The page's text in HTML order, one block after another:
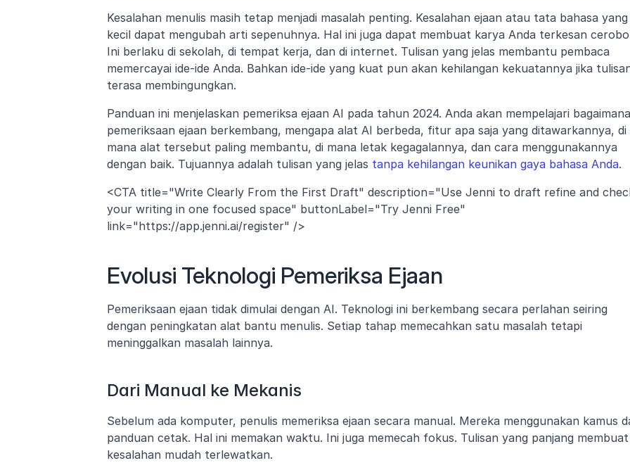
Kesalahan menulis masih tetap menjadi masalah penting. Kesalahan ejaan atau tata bahasa yang
kecil dapat mengubah arti sepenuhnya. Hal ini juga dapat membuat karya Anda terkesan
Ini berlaku di sekolah, di tempat kerja, dan di internet. Tulisan yang jelas membantu pembaca
memercayai ide-ide Anda. Bahkan ide-ide yang kuat pun akan kehilangan kekuatannya jika
terasa membingungkan.
Panduan ini menjelaskan pemeriksa ejaan AI pada tahun 2024. Anda akan mempelajari bagaimana
pemeriksaan ejaan berkembang, mengapa alat AI berbeda, fitur apa saja yang ditawarkannya, di
mana alat tersebut paling membantu, di mana letak kegagalannya, dan cara menggunakannya
dengan baik. Tujuannya adalah tulisan yang jelas tanpa kehilangan keunikan gaya bahasa Anda.
<CTA title="Write Clearly From the First Draft" description="Use Jenni to draft refine and
your writing in one focused space" buttonLabel="Try Jenni Free"
link="https://app.jenni.ai/register" />
Evolusi Teknologi Pemeriksa Ejaan
Pemeriksaan ejaan tidak dimulai dengan AI. Teknologi ini berkembang secara perlahan seiring
dengan peningkatan alat bantu menulis. Setiap tahap memecahkan satu masalah tetapi
meninggalkan masalah lainnya.
Dari Manual ke Mekanis
Sebelum ada komputer, penulis memeriksa ejaan secara manual. Mereka menggunakan kamus
panduan cetak. Hal ini memakan waktu. Ini juga memecah fokus. Tulisan yang panjang membuat
kesalahan mudah terlewatkan.